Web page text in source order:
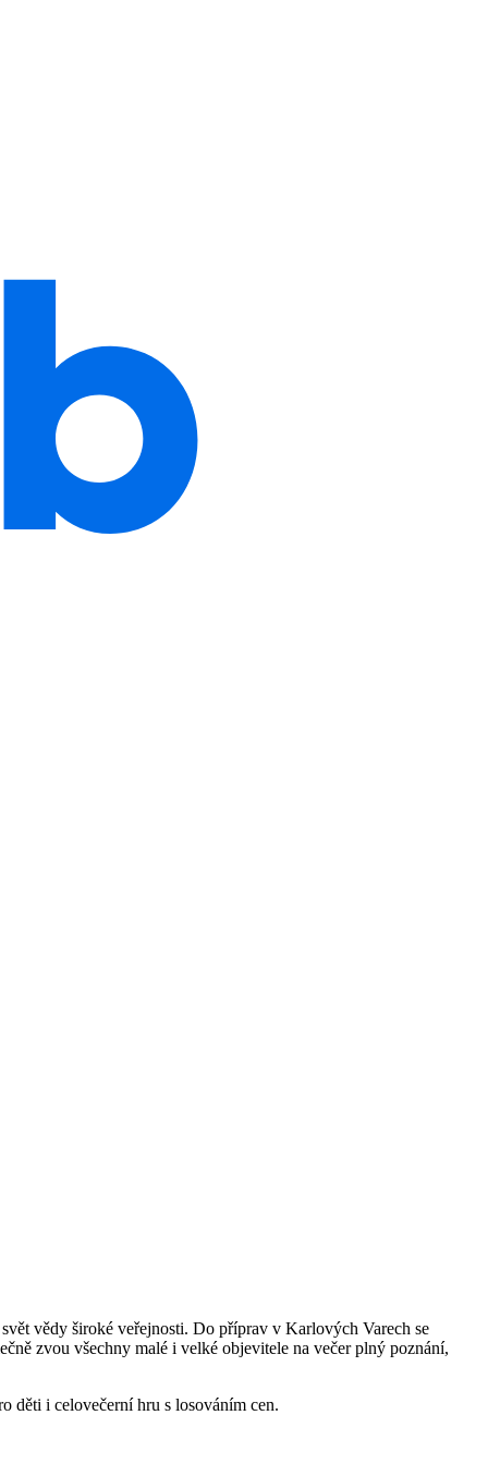
vědy široké veřejnosti. Do příprav v Karlových Varech se
zvou všechny malé i velké objevitele na večer plný poznání,
děti i celovečerní hru s losováním cen.